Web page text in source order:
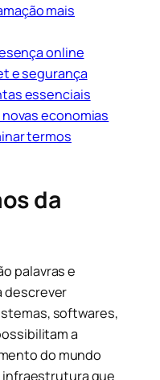
mais
online
e segurança
essenciais
economias
termos
da
palavras e
descrever
softwares,
a
do mundo
infraestrutura que